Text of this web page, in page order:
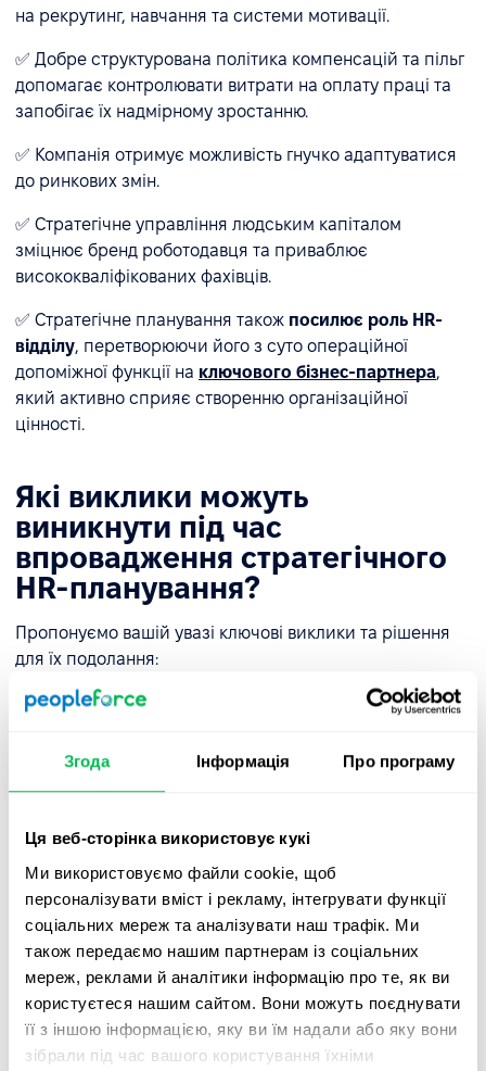
Згода Інформація Про програму
Ця веб-сторінка використовує кукі
Ми використовуємо файли cookie, щоб
персоналізувати вміст і рекламу, інтегрувати функції
соціальних мереж та аналізувати наш трафік. Ми
також передаємо нашим партнерам із соціальних
мереж, реклами й аналітики інформацію про те, як ви
користуєтеся нашим сайтом. Вони можуть поєднувати
її з іншою інформацією, яку ви їм надали або яку вони
зібрали під час вашого користування їхніми
на рекрутинг, навчання та системи мотивації.
✅ Добре структурована політика компенсацій та пільг
допомагає контролювати витрати на оплату праці та
запобігає їх надмірному зростанню.
✅ Компанія отримує можливість гнучко адаптуватися
до ринкових змін.
✅ Стратегічне управління людським капіталом
зміцнює бренд роботодавця та приваблює
висококваліфікованих фахівців.
✅ Стратегічне планування також посилює роль HR-
відділу, перетворюючи його з суто операційної
допоміжної функції на ключового бізнес-партнера,
який активно сприяє створенню організаційної
цінності.
Які виклики можуть
виникнути під час
впровадження стратегічного
HR-планування?
Пропонуємо вашій увазі ключові виклики та рішення
для їх подолання:
Багато організацій стикаються з опором з боку
трансформації організаційної культури.
💡 Рішення:
Забезпечити прозору комунікацію та пояснити цілі
та переваги стратегічного підходу до управління
Залучайте лідерів та менеджерів як амбасадорів
змін.